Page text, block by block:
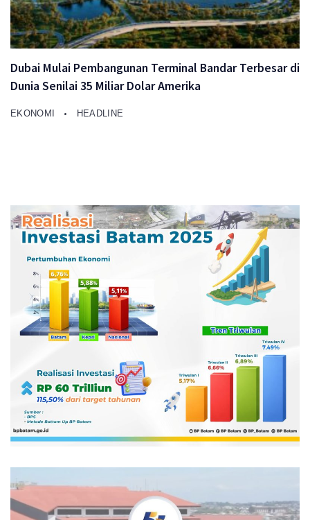
Dubai Mulai Pembangunan Terminal Bandar Terbesar di
Dunia Senilai 35 Miliar Dolar Amerika
EKONOMI HEADLINE